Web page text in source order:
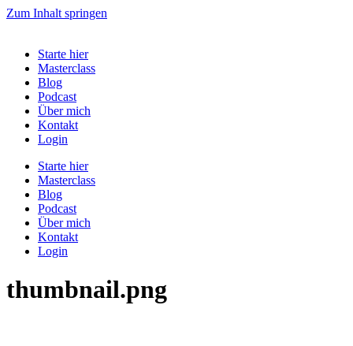
Zum Inhalt springen
Starte hier
Masterclass
Blog
Podcast
Über mich
Kontakt
Login
Starte hier
Masterclass
Blog
Podcast
Über mich
Kontakt
Login
thumbnail.png